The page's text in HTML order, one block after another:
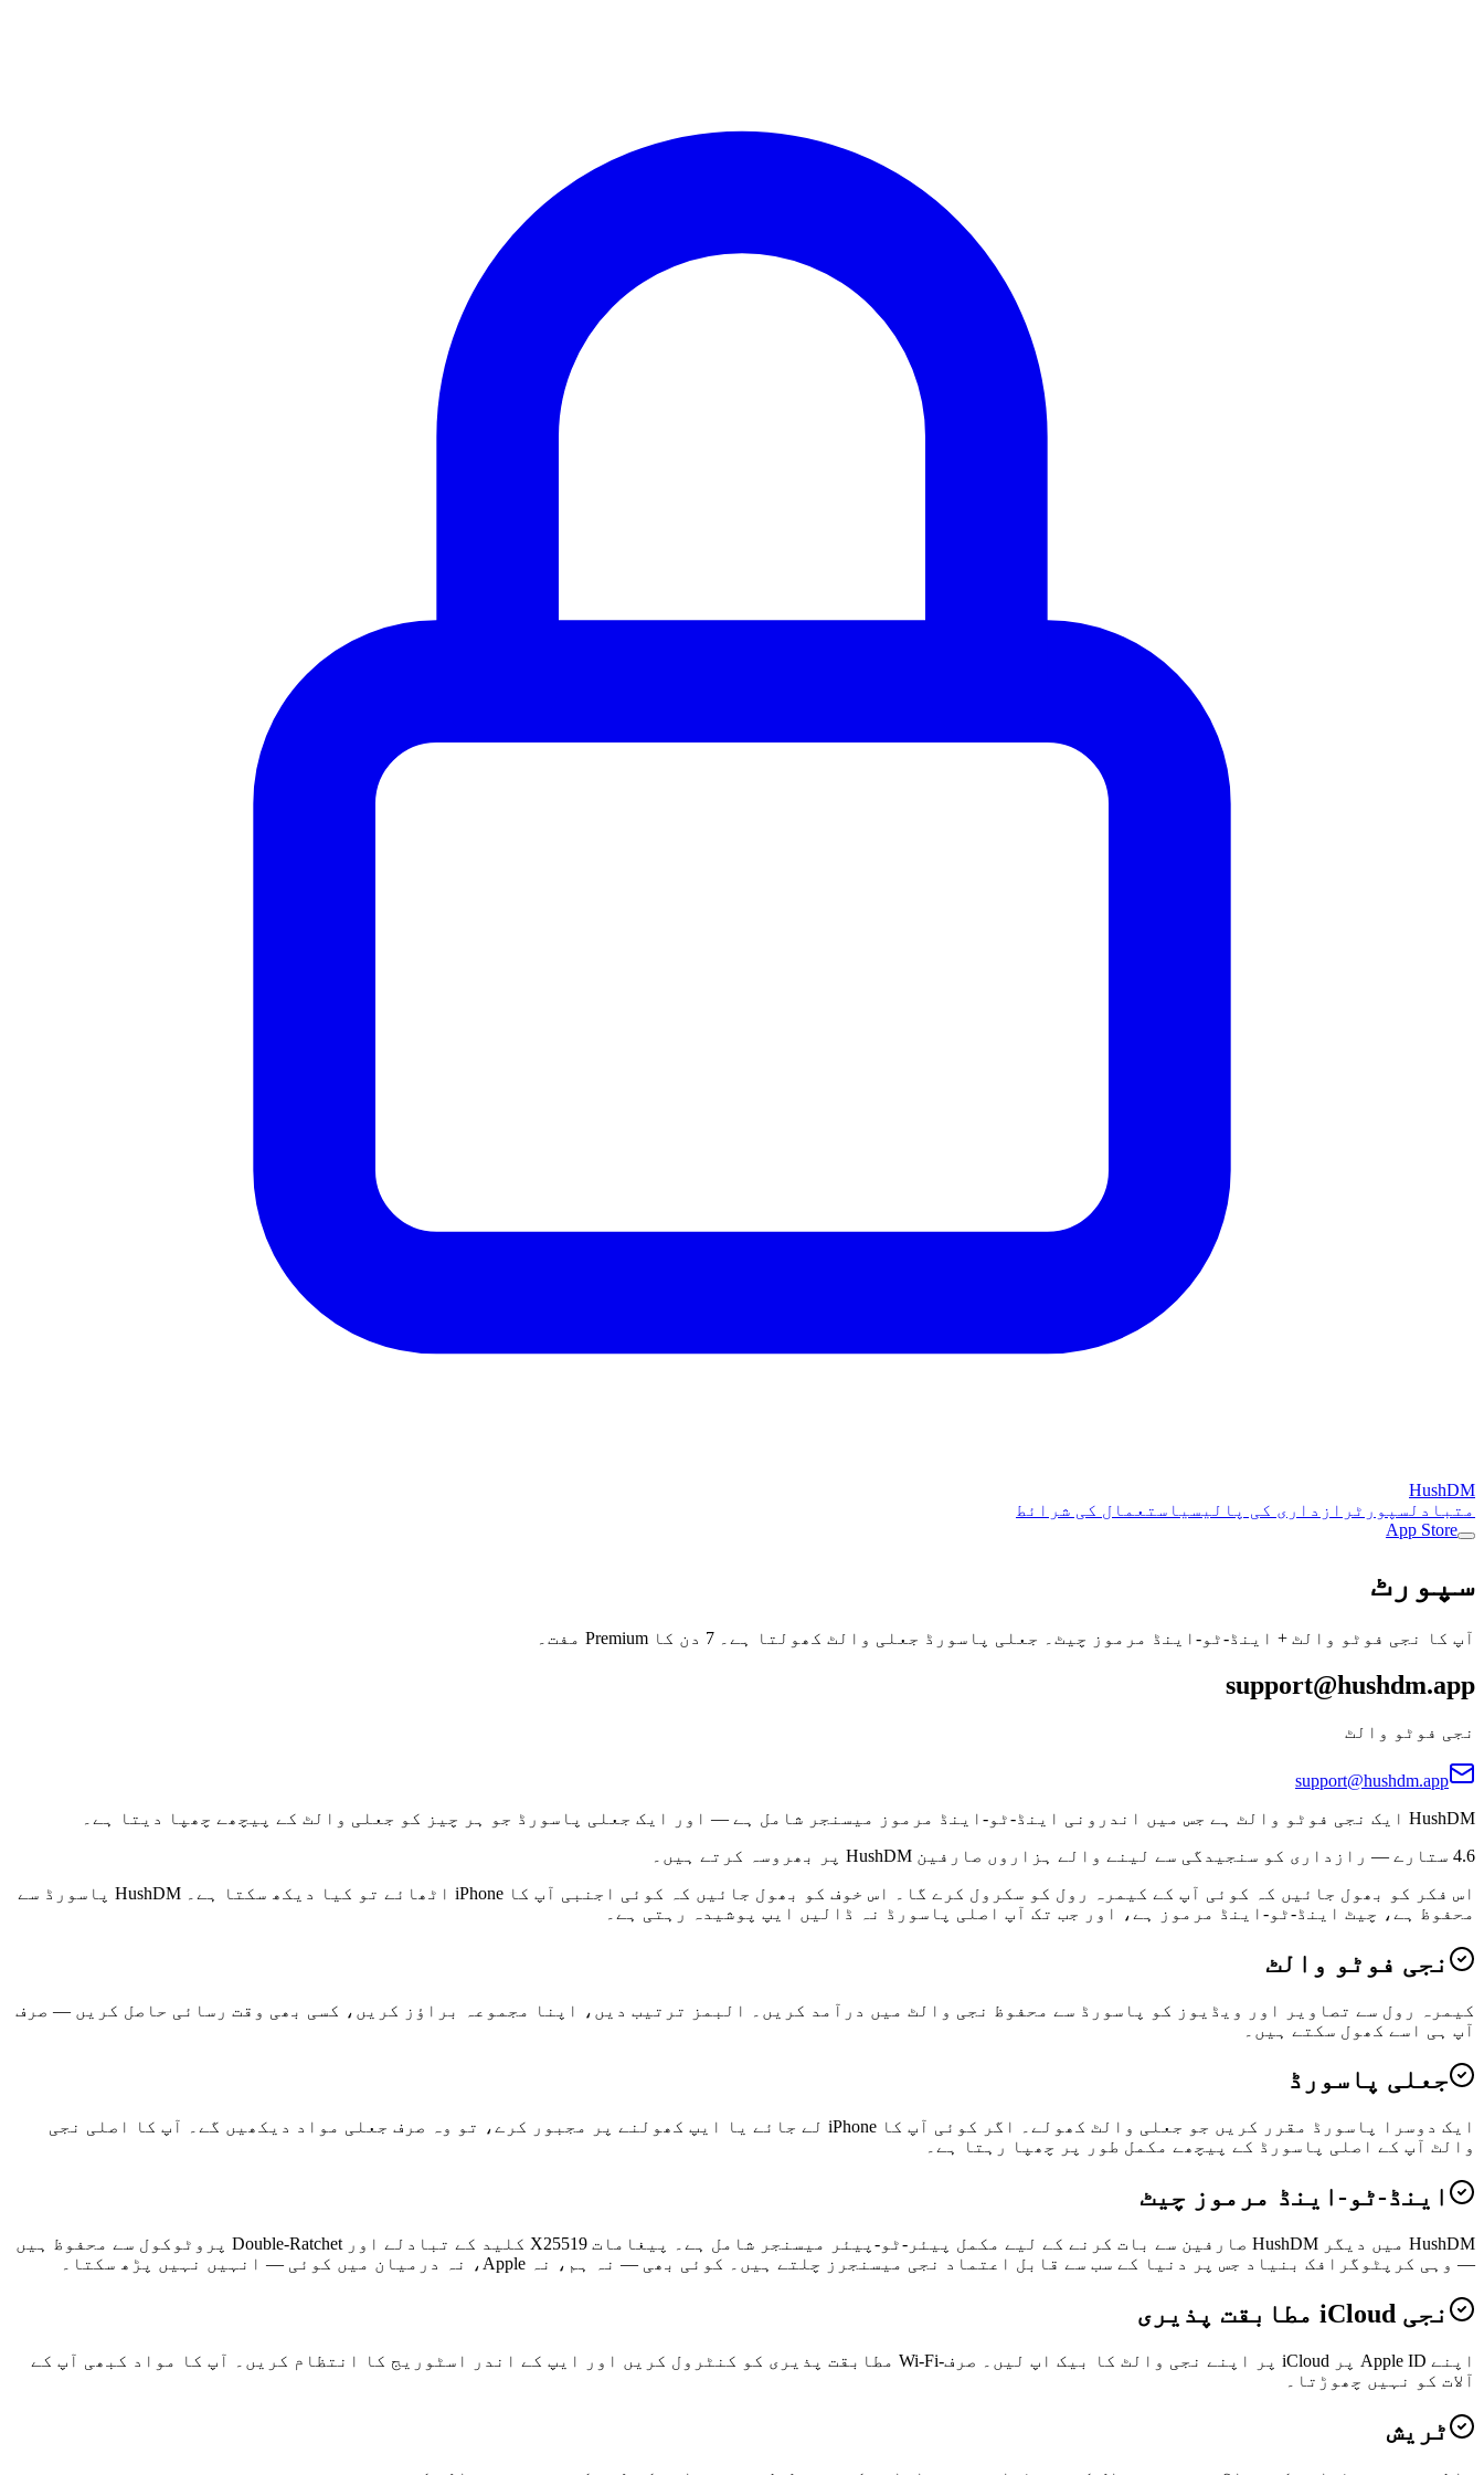
HushDM
متبادل سپورٹ رازداری کی پالیسی استعمال کی شرائط
App Store
سپورٹ
آپ کا نجی فوٹو والٹ + اینڈ-ٹو-اینڈ مرموز چیٹ۔ جعلی پاسورڈ جعلی والٹ کھولتا ہے۔ 7 دن کا Premium مفت۔
support@hushdm.app
نجی فوٹو والٹ
support@hushdm.app
HushDM ایک نجی فوٹو والٹ ہے جس میں اندرونی اینڈ-ٹو-اینڈ مرموز میسنجر شامل ہے — اور ایک جعلی پاسورڈ جو ہر چیز کو جعلی والٹ کے پیچھے چھپا دیتا ہے۔
4.6 ستارے — رازداری کو سنجیدگی سے لینے والے ہزاروں صارفین HushDM پر بھروسہ کرتے ہیں۔
اس فکر کو بھول جائیں کہ کوئی آپ کے کیمرہ رول کو سکرول کرے گا۔ اس خوف کو بھول جائیں کہ کوئی اجنبی آپ کا iPhone اٹھائے تو کیا دیکھ سکتا ہے۔ HushDM پاسورڈ سے
محفوظ ہے، چیٹ اینڈ-ٹو-اینڈ مرموز ہے، اور جب تک آپ اصلی پاسورڈ نہ ڈالیں ایپ پوشیدہ رہتی ہے۔
نجی فوٹو والٹ
کیمرہ رول سے تصاویر اور ویڈیوز کو پاسورڈ سے محفوظ نجی والٹ میں درآمد کریں۔ البمز ترتیب دیں، اپنا مجموعہ براؤز کریں، کسی بھی وقت رسائی حاصل کریں — صرف
آپ ہی اسے کھول سکتے ہیں۔
جعلی پاسورڈ
ایک دوسرا پاسورڈ مقرر کریں جو جعلی والٹ کھولے۔ اگر کوئی آپ کا iPhone لے جائے یا ایپ کھولنے پر مجبور کرے، تو وہ صرف جعلی مواد دیکھیں گے۔ آپ کا اصلی نجی
والٹ آپ کے اصلی پاسورڈ کے پیچھے مکمل طور پر چھپا رہتا ہے۔
اینڈ-ٹو-اینڈ مرموز چیٹ
HushDM میں دیگر HushDM صارفین سے بات کرنے کے لیے مکمل پیئر-ٹو-پیئر میسنجر شامل ہے۔ پیغامات X25519 کلید کے تبادلے اور Double-Ratchet پروٹوکول سے محفوظ ہیں
— وہی کرپٹوگرافک بنیاد جس پر دنیا کے سب سے قابل اعتماد نجی میسنجرز چلتے ہیں۔ کوئی بھی — نہ ہم، نہ Apple، نہ درمیان میں کوئی — انہیں نہیں پڑھ سکتا۔
نجی iCloud مطابقت پذیری
اپنے Apple ID پر iCloud پر اپنے نجی والٹ کا بیک اپ لیں۔ صرف-Wi-Fi مطابقت پذیری کو کنٹرول کریں اور ایپ کے اندر اسٹوریج کا انتظام کریں۔ آپ کا مواد کبھی آپ کے
آلات کو نہیں چھوڑتا۔
ٹریش